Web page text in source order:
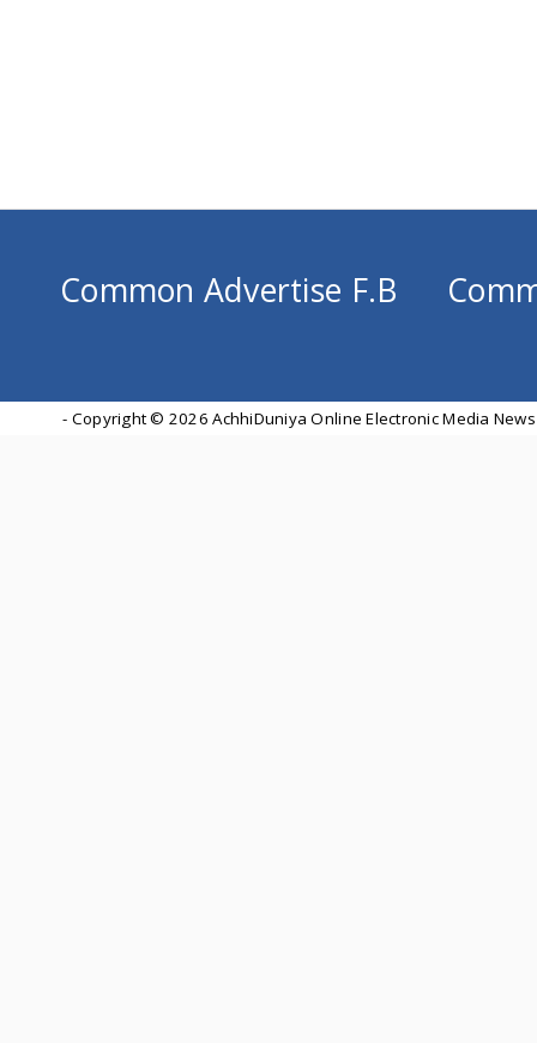
Common Advertise F.B
- Copyright © 2026 AchhiDuniya Online Electronic Media